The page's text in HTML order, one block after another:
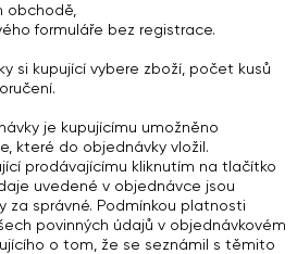
obchodě,
formuláře bez registrace.
si kupující vybere zboží, počet kusů
je kupujícímu umožněno
které do objednávky vložil.
prodávajícímu kliknutím na tlačítko
uvedené v objednávce jsou
za správné. Podmínkou platnosti
povinných údajů v objednávkovém
o tom, že se seznámil s těmito